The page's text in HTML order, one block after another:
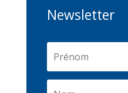
Newsletter